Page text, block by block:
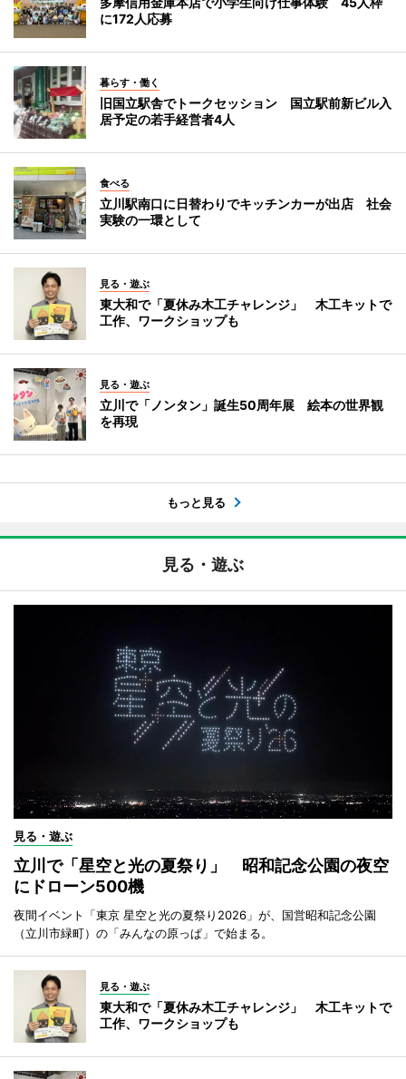
に172人応募
暮らす・働く
旧国立駅舎でトークセッション 国立駅前新ビル入
居予定の若手経営者4人
食べる
立川駅南口に日替わりでキッチンカーが出店 社会
実験の一環として
見る・遊ぶ
東大和で「夏休み木工チャレンジ」 木工キットで
工作、ワークショップも
見る・遊ぶ
立川で「ノンタン」誕生50周年展 絵本の世界観
を再現
もっと見る
見る・遊ぶ
見る・遊ぶ
立川で「星空と光の夏祭り」 昭和記念公園の夜空
にドローン500機
夜間イベント「東京 星空と光の夏祭り2026」が、国営昭和記念公園
（立川市緑町）の「みんなの原っぱ」で始まる。
見る・遊ぶ
東大和で「夏休み木工チャレンジ」 木工キットで
工作、ワークショップも